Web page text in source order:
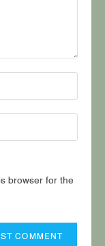
browser for the